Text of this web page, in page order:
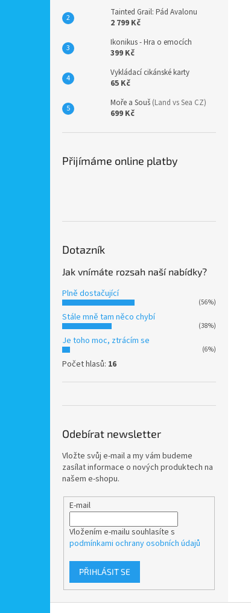
Tainted Grail: Pád Avalonu
2 799 Kč
Ikonikus - Hra o emocích
399 Kč
Vykládací cikánské karty
65 Kč
Moře a Souš (Land vs Sea CZ)
699 Kč
Přijímáme online platby
Dotazník
Jak vnímáte rozsah naší nabídky?
Plně dostačující
(56%)
Stále mně tam něco chybí
(38%)
Je toho moc, ztrácím se
(6%)
Počet hlasů: 16
Odebírat newsletter
Vložte svůj e-mail a my vám budeme
zasílat informace o nových produktech na
našem e-shopu.
E-mail
Vložením e-mailu souhlasíte s
podmínkami ochrany osobních údajů
PŘIHLÁSIT SE